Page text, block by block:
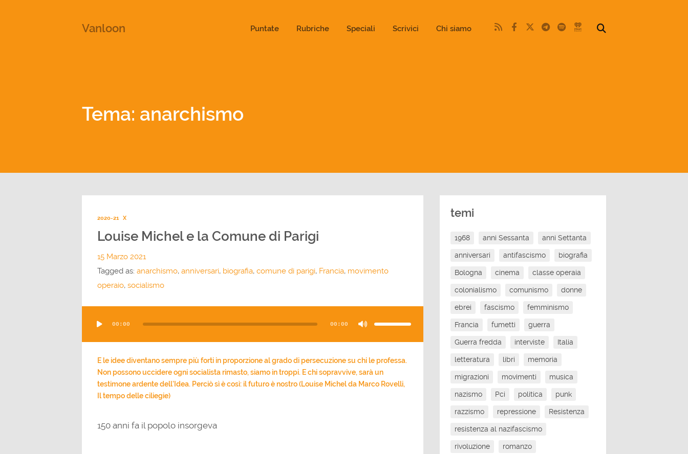
Vanloon Puntate Rubriche Speciali Scrivici Chi siamo
Tema: anarchismo
2020-21 X
Louise Michel e la Comune di Parigi
15 Marzo 2021
Tagged as: anarchismo, anniversari, biografia, comune di parigi, Francia, movimento
operaio, socialismo
Player
00:00 00:00
freccia
aumentare
il
volume.
E le idee diventano sempre più forti in proporzione al grado di persecuzione su chi le professa.
Non possono uccidere ogni socialista rimasto, siamo in troppi. E chi sopravvive, sarà un
testimone ardente dell’Idea. Perciò sì è così: il futuro è nostro (Louise Michel da Marco Rovelli,
Il tempo delle ciliegie)
150 anni fa il popolo insorgeva
temi
1968 anni Sessanta anni Settanta
anniversari antifascismo biografia
Bologna cinema classe operaia
colonialismo comunismo donne
ebrei fascismo femminismo
Francia fumetti guerra
Guerra fredda interviste Italia
letteratura libri memoria
migrazioni movimenti musica
nazismo Pci politica punk
razzismo repressione Resistenza
resistenza al nazifascismo
rivoluzione romanzo